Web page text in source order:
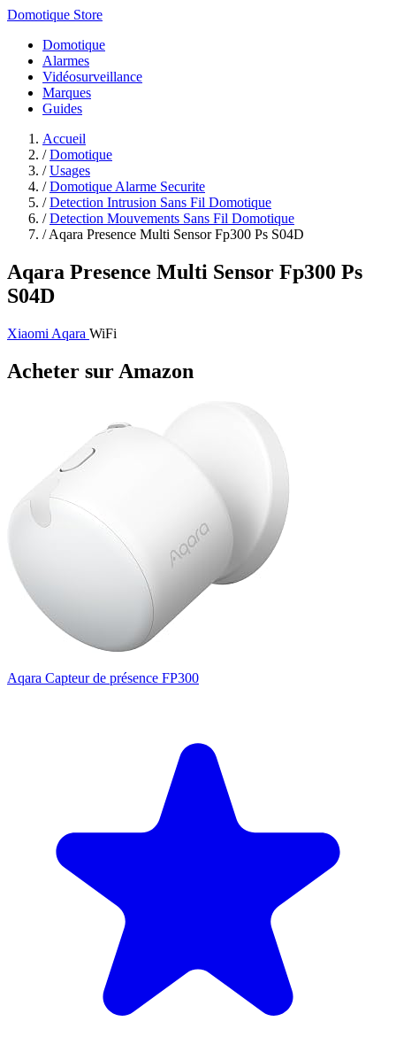
Domotique Store
Domotique
Alarmes
Vidéosurveillance
Marques
Guides
Accueil
/ Domotique
/ Usages
/ Domotique Alarme Securite
/ Detection Intrusion Sans Fil Domotique
/ Detection Mouvements Sans Fil Domotique
/ Aqara Presence Multi Sensor Fp300 Ps S04D
Aqara Presence Multi Sensor Fp300 Ps
S04D
Xiaomi Aqara WiFi
Acheter sur Amazon
Aqara Capteur de présence FP300